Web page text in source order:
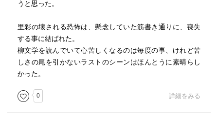
うと思った。
里彩の壊される恐怖は、懸念していた筋書き通りに、喪失
する事に結ばれた。
柳文学を読んでいて心苦しくなるのは毎度の事、けれど苦
しさの尾を引かないラストのシーンはほんとうに素晴らし
かった。
0 詳細をみる